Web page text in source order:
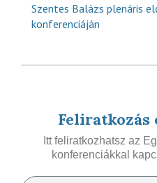
Szentes Balázs plenáris
konferenciáján
Feliratkozás
Itt feliratkozhatsz az
konferenciákkal